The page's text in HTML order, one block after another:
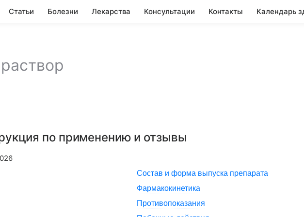
Статьи Болезни Лекарства Консультации Контакты Календарь
раствор
по применению и отзывы
Состав и форма выпуска препарата
Фармакокинетика
Противопоказания